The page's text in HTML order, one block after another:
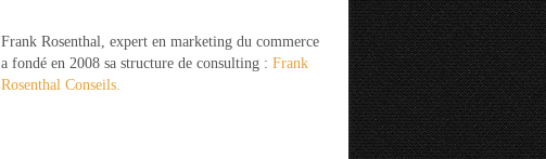
Frank Rosenthal, expert en marketing du commerce
a fondé en 2008 sa structure de consulting : Frank
Rosenthal Conseils.